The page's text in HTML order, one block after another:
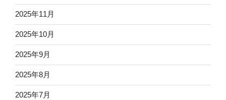
2025年11月
2025年10月
2025年9月
2025年8月
2025年7月